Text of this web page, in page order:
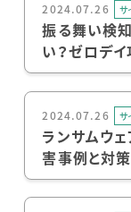
2024.07.26 サ
振る舞い検
い？ゼロデ
2024.07.26 サ
ランサムウ
害事例と対策